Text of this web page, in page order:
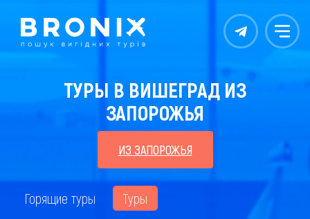
Контакты Меню
ТУРЫ В ВИШЕГРАД ИЗ
ЗАПОРОЖЬЯ
ИЗ ЗАПОРОЖЬЯ
Горящие туры Туры